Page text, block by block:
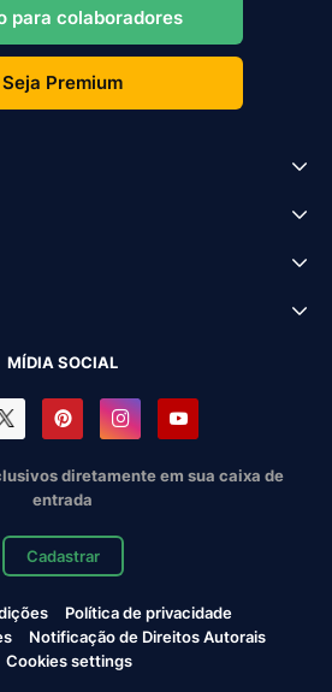
para colaboradores
Seja Premium
MÍDIA SOCIAL
diretamente em sua caixa de
entrada
Cadastrar
Política de privacidade
Notificação de Direitos Autorais
Cookies settings